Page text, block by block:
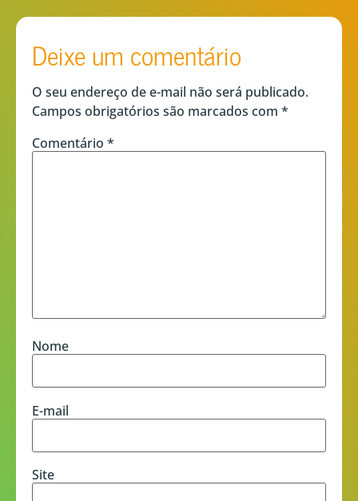
Deixe um comentário
O seu endereço de e-mail não será publicado.
Campos obrigatórios são marcados com *
Comentário *
Nome
E-mail
Site